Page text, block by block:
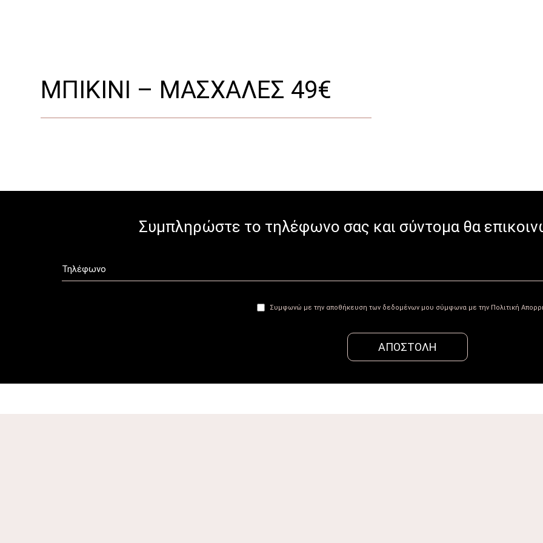
ΜΠΙΚΙΝΙ – ΜΑΣΧΑΛΕΣ 49€
Συμπληρώστε το τηλέφωνο σας και σύντομα θα
Συμφωνώ με την αποθήκευση των δεδομένων μου σύμφωνα με την Πολιτική
ΑΠΟΣΤΟΛΉ